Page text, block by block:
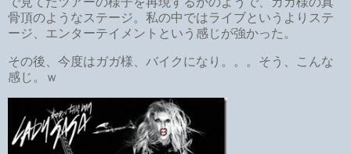
骨頂のようなステージ。私の中ではライブというよりステ
ージ、エンターテイメントという感じが強かった。
その後、今度はガガ様、バイクになり。。。そう、こんな
感じ。ｗ